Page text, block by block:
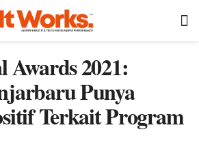
2021:
Punya
Terkait Program